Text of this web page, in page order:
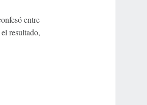
entre
resultado,